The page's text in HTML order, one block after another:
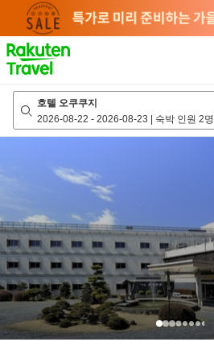
page
호텔 오쿠쿠지
2026-08-22 - 2026-08-23 | 숙박 인원 2명